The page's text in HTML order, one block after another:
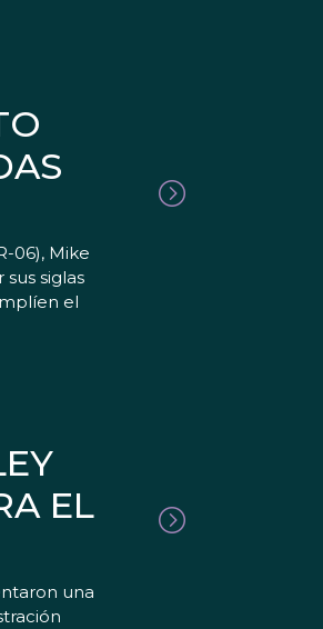
06), Mike
siglas
el
EL
una